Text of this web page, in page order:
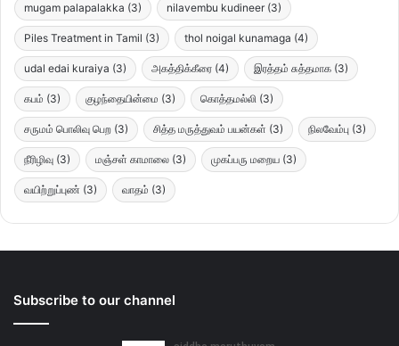
mugam palapalakka (3) nilavembu kudineer (3)
Piles Treatment in Tamil (3) thol noigal kunamaga (4)
udal edai kuraiya (3) அகத்திக்கீரை (4) இரத்தம் சுத்தமாக (3)
கபம் (3) குழந்தையின்மை (3) கொத்தமல்லி (3)
சருமம் பொலிவு பெற (3) சித்த மருத்துவம் பயன்கள் (3) நிலவேம்பு (3)
நீரிழிவு (3) மஞ்சள் காமாலை (3) முகப்பரு மறைய (3)
வயிற்றுப்புண் (3) வாதம் (3)
Subscribe to our channel